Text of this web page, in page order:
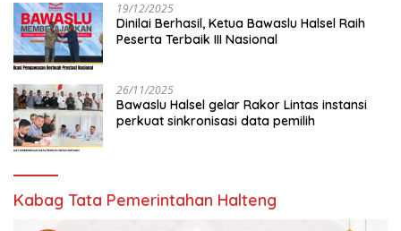
19/12/2025
Dinilai Berhasil, Ketua Bawaslu Halsel Raih
Peserta Terbaik III Nasional
26/11/2025
Bawaslu Halsel gelar Rakor Lintas instansi
perkuat sinkronisasi data pemilih
Kabag Tata Pemerintahan Halteng